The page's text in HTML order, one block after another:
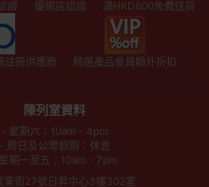
證 優網店認證 滿HKD600免費送貨
註冊供應商 精選產品會員額外折扣
陳列室資料
- 星期六：10am - 4pm
- 周日及公眾假期：休息
期一至五：10am - 7pm
業街27號日昇中心3樓302室